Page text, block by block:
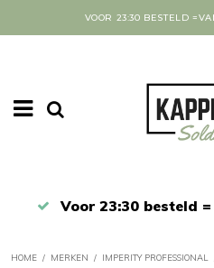
VOOR 23:30 BESTELD
Afrekenen in
HOME / MERKEN / IMPERITY PROFESSIONAL